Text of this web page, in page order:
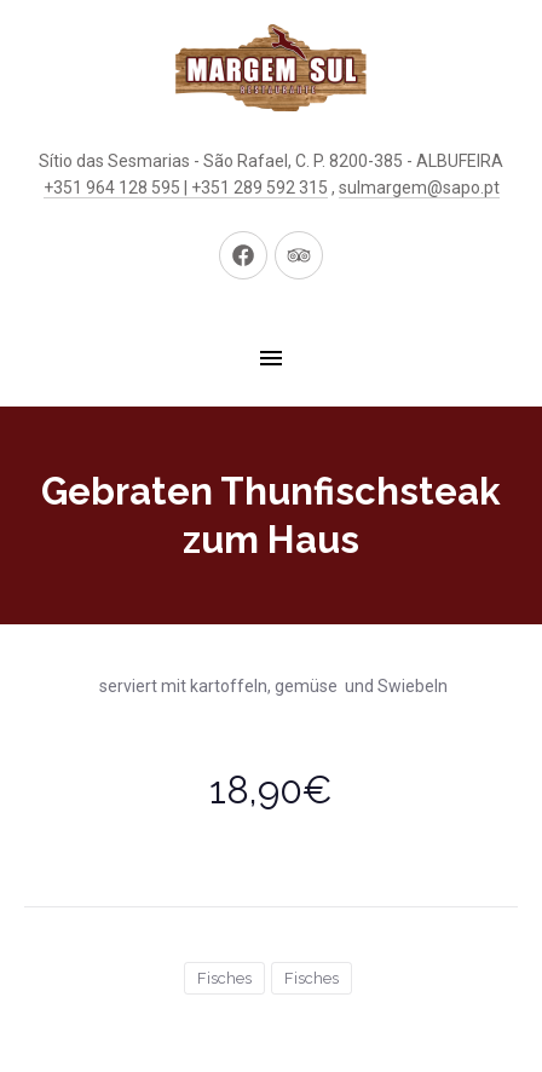
Sítio das Sesmarias - São Rafael, C. P. 8200-385 - ALBUFEIRA
+351 964 128 595 | +351 289 592 315 , sulmargem@sapo.pt
Neues Neues
Gebraten Thunfischsteak
zum Haus
serviert mit kartoffeln, gemüse und Swiebeln
18,90€
Fisches Fisches